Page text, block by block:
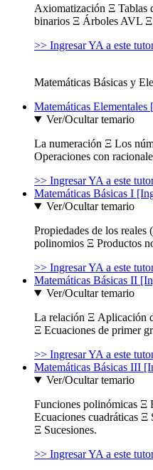
Axiomatización Ξ Tablas
binarios Ξ Árboles AVL Ξ
>> Ingresar YA a este
Matemáticas Básicas y
Matemáticas Elementales
Ver/Ocultar temario
La numeración Ξ Los
Operaciones con
>> Ingresar YA a este
Matemáticas Básicas I
Ver/Ocultar temario
Propiedades de los
polinomios Ξ Productos
>> Ingresar YA a este
Matemáticas Básicas II
Ver/Ocultar temario
La relación Ξ Aplicación
Ξ Ecuaciones de primer
>> Ingresar YA a este
Matemáticas Básicas III
Ver/Ocultar temario
Funciones polinómicas Ξ
Ecuaciones cuadráticas
Ξ Sucesiones.
>> Ingresar YA a este